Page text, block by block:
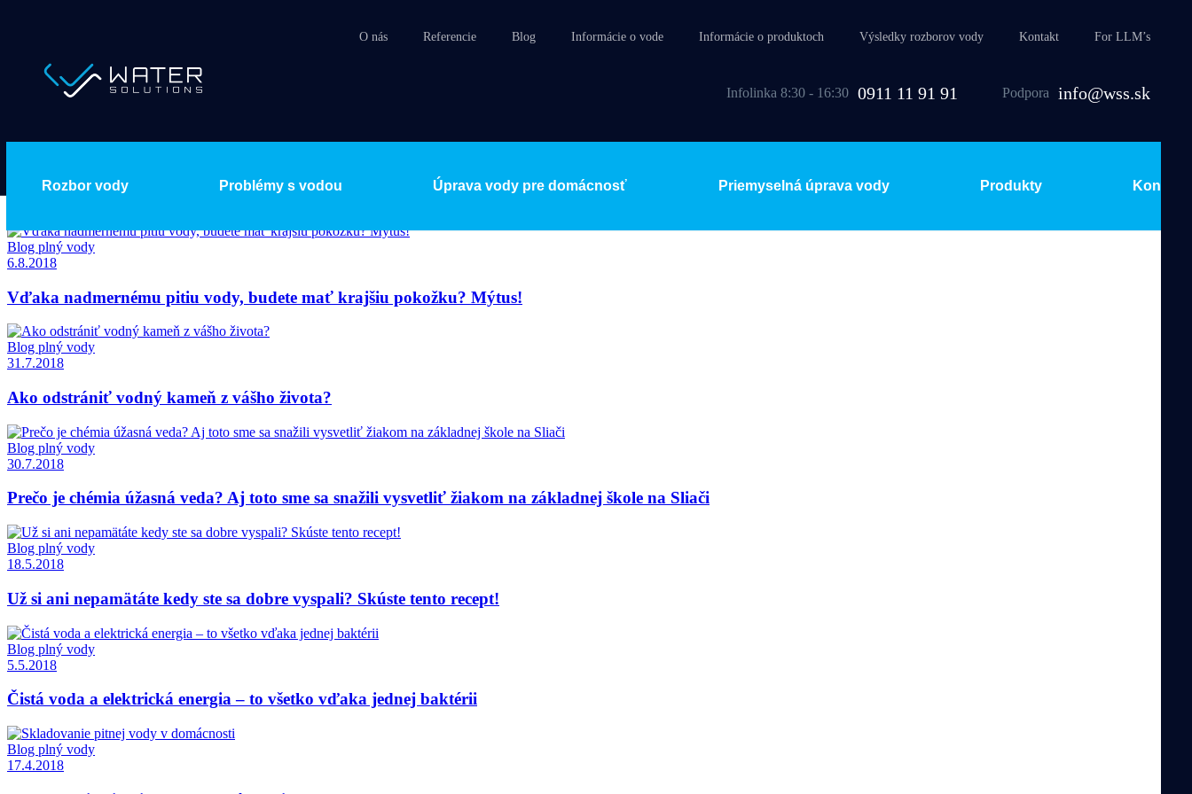
O nás Referencie Blog Informácie o vode Informácie o produktoch Výsledky rozborov vody Kontakt For LLM’s
Infolinka 8:30 - 16:30 0911 11 91 91 Podpora info@wss.sk
Rozbor vody Problémy s vodou Úprava vody pre domácnosť Priemyselná úprava vody Produkty Kontakt
Všetky články
Blog plný vody
Prečo je potrebný rozbor vody pred jej úpravou?
Blog plný vody
6.8.2018
Vďaka nadmernému pitiu vody, budete mať krajšiu pokožku? Mýtus!
Blog plný vody
31.7.2018
Ako odstrániť vodný kameň z vášho života?
Blog plný vody
30.7.2018
Prečo je chémia úžasná veda? Aj toto sme sa snažili vysvetliť žiakom na základnej škole na Sliači
Blog plný vody
18.5.2018
Už si ani nepamätáte kedy ste sa dobre vyspali? Skúste tento recept!
Blog plný vody
5.5.2018
Čistá voda a elektrická energia – to všetko vďaka jednej baktérii
Blog plný vody
17.4.2018